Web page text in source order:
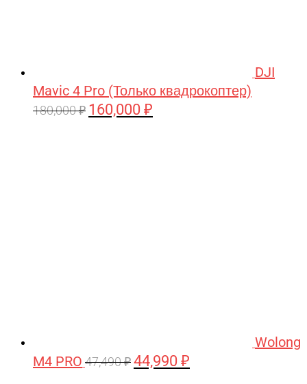
DJI
Mavic 4 Pro (Только квадрокоптер)
180,000₽ Первоначальная
160,000 ₽
Wolong
M4 PRO 47,490₽ Первоначальная
44,990 ₽